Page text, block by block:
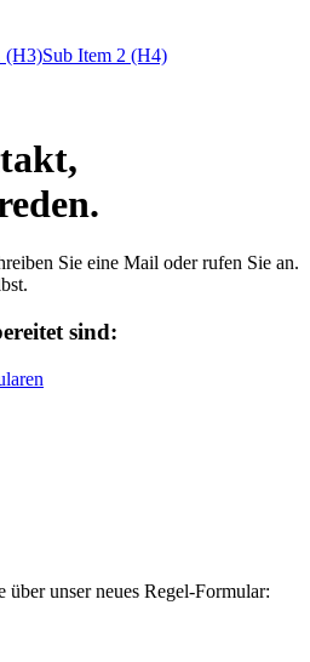
(H3)Sub Item 2 (H4)
Sie eine Mail oder rufen Sie an.
sind:
über unser neues Regel-Formular: